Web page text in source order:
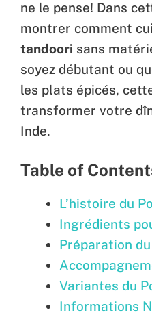
ne le pense! Dans
montrer comment
tandoori sans
soyez débutant ou
les plats épicés,
transformer votre
Inde.
Table of
L’histoire du
Ingrédients
Préparation
Variantes du
Informations